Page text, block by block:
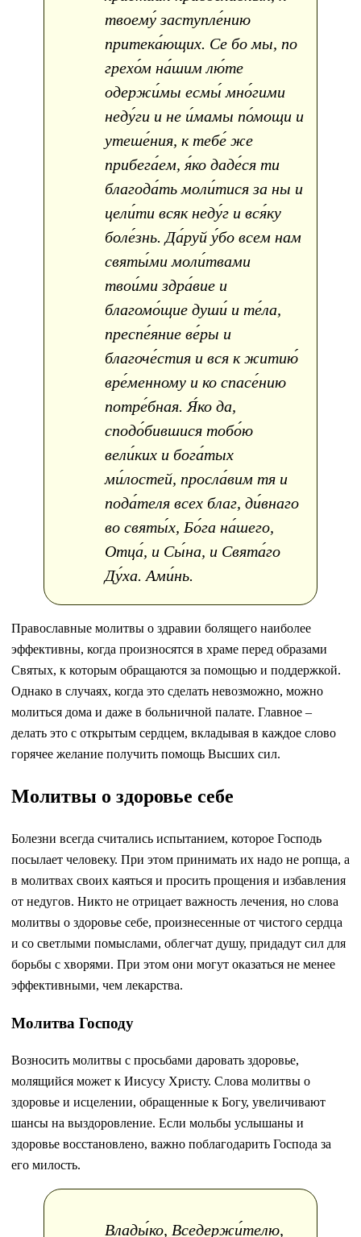
твоему́ заступле́нию
притека́ющих. Се бо мы, по
грехо́м на́шим лю́те
одержи́мы есмы́ мно́гими
неду́ги и не и́мамы по́мощи и
утеше́ния, к тебе́ же
прибега́ем, я́ко даде́ся ти
благода́ть моли́тися за ны и
цели́ти всяк неду́г и вся́ку
боле́знь. Да́руй у́бо всем нам
святы́ми моли́твами
твои́ми здра́вие и
благомо́щие души́ и те́ла,
преспе́яние ве́ры и
благоче́стия и вся к житию́
вре́менному и ко спасе́нию
потре́бная. Я́ко да,
сподо́бившися тобо́ю
вели́ких и бога́тых
ми́лостей, просла́вим тя и
пода́теля всех благ, ди́внаго
во святы́х, Бо́га на́шего,
Отца́, и Сы́на, и Свята́го
Ду́ха. Ами́нь.
Православные молитвы о здравии болящего наиболее
эффективны, когда произносятся в храме перед образами
Святых, к которым обращаются за помощью и поддержкой.
Однако в случаях, когда это сделать невозможно, можно
молиться дома и даже в больничной палате. Главное –
делать это с открытым сердцем, вкладывая в каждое слово
горячее желание получить помощь Высших сил.
Молитвы о здоровье себе
Болезни всегда считались испытанием, которое Господь
посылает человеку. При этом принимать их надо не ропща, а
в молитвах своих каяться и просить прощения и избавления
от недугов. Никто не отрицает важность лечения, но слова
молитвы о здоровье себе, произнесенные от чистого сердца
и со светлыми помыслами, облегчат душу, придадут сил для
борьбы с хворями. При этом они могут оказаться не менее
эффективными, чем лекарства.
Молитва Господу
Возносить молитвы с просьбами даровать здоровье,
молящийся может к Иисусу Христу. Слова молитвы о
здоровье и исцелении, обращенные к Богу, увеличивают
шансы на выздоровление. Если мольбы услышаны и
здоровье восстановлено, важно поблагодарить Господа за
его милость.
Влады́ко, Вседержи́телю,